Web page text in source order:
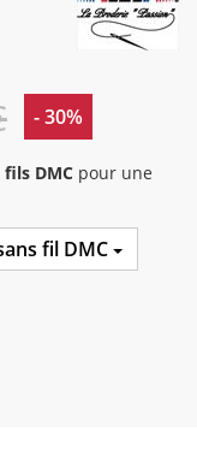
- 30%
fils DMC pour une
fil DMC